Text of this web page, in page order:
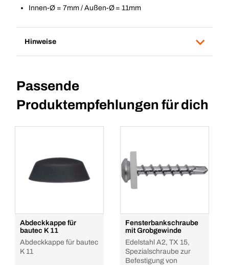
Innen-Ø = 7mm / Außen-Ø = 11mm
Hinweise
Passende
Produktempfehlungen für dich
Abdeckkappe für
bautec K 11
Abdeckkappe für bautec
K 11
Fensterbankschraube
mit Grobgewinde
Edelstahl A2, TX 15,
Spezialschraube zur
Befestigung von